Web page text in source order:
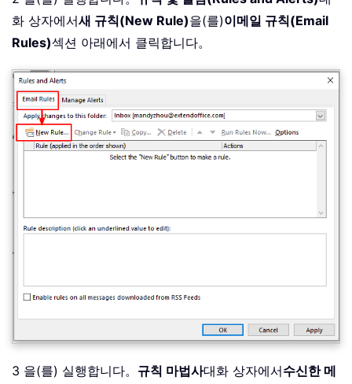
화 상자에서새 규칙(New Rule)을(를)이메일 규칙(Email
Rules)섹션 아래에서 클릭합니다。
3 을(를) 실행합니다。 규칙 마법사대화 상자에서수신한 메